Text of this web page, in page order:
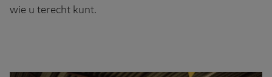
wie u terecht kunt.